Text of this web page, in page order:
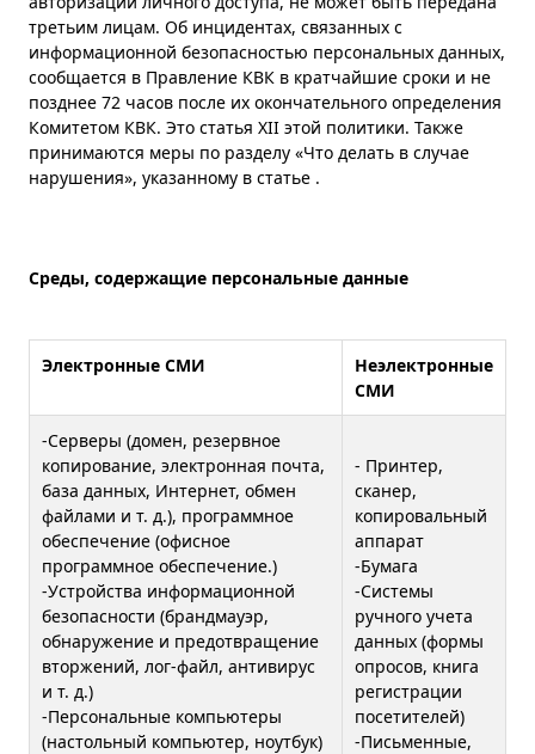
третьим лицам. Об инцидентах, связанных с
информационной безопасностью персональных данных,
сообщается в Правление КВК в кратчайшие сроки и не
позднее 72 часов после их окончательного определения
Комитетом КВК. Это статья XII этой политики. Также
принимаются меры по разделу «Что делать в случае
нарушения», указанному в статье .
Среды, содержащие персональные данные
Электронные СМИ
Неэлектронные
СМИ
-Серверы (домен, резервное
копирование, электронная почта,
база данных, Интернет, обмен
файлами и т. д.), программное
обеспечение (офисное
программное обеспечение.)
-Устройства информационной
безопасности (брандмауэр,
обнаружение и предотвращение
вторжений, лог-файл, антивирус
и т. д.)
-Персональные компьютеры
(настольный компьютер, ноутбук)
- Принтер,
сканер,
копировальный
аппарат
-Бумага
-Системы
ручного учета
данных (формы
опросов, книга
регистрации
посетителей)
-Письменные,